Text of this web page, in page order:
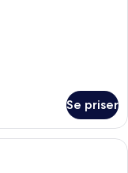
Se priser